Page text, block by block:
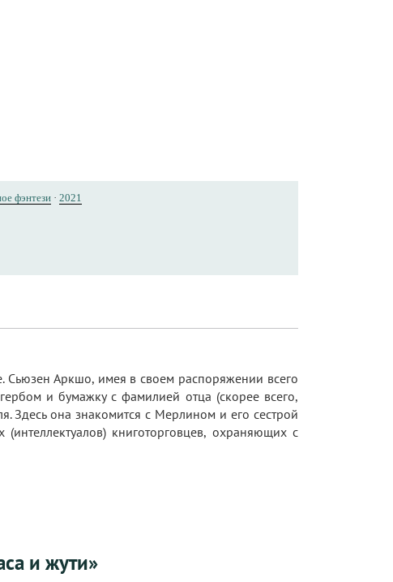
фэнтези · 2021
Аркшо, имея в своем распоряжении всего
и бумажку с фамилией отца (скорее всего,
Здесь она знакомится с Мерлином и его сестрой
книготорговцев, охраняющих с
и жути»